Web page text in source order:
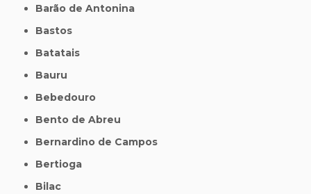
Barão de Antonina
Bastos
Batatais
Bauru
Bebedouro
Bento de Abreu
Bernardino de Campos
Bertioga
Bilac